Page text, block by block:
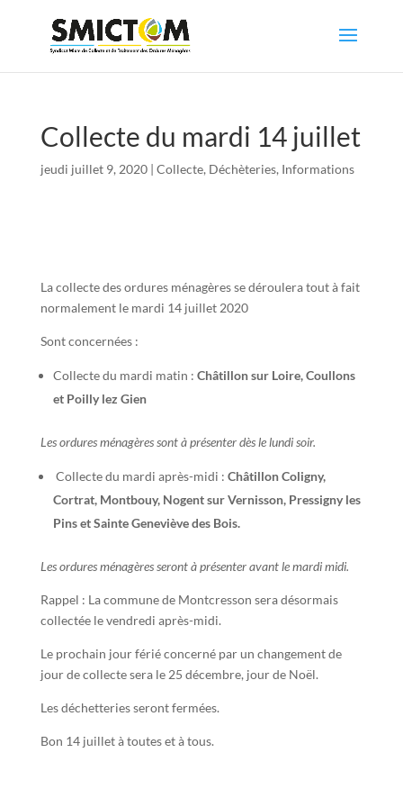
Collecte du mardi 14 juillet
jeudi juillet 9, 2020| Collecte, Déchèteries, Informations
La collecte des ordures ménagères se déroulera tout à fait
normalement le mardi 14 juillet 2020
Sont concernées :
Collecte du mardi matin : Châtillon sur Loire, Coullons
et Poilly lez Gien
Les ordures ménagères sont à présenter dès le lundi soir.
Collecte du mardi après-midi : Châtillon Coligny,
Cortrat, Montbouy, Nogent sur Vernisson, Pressigny les
Pins et Sainte Geneviève des Bois.
Les ordures ménagères seront à présenter avant le mardi midi.
Rappel : La commune de Montcresson sera désormais
collectée le vendredi après-midi.
Le prochain jour férié concerné par un changement de
jour de collecte sera le 25 décembre, jour de Noël.
Les déchetteries seront fermées.
Bon 14 juillet à toutes et à tous.